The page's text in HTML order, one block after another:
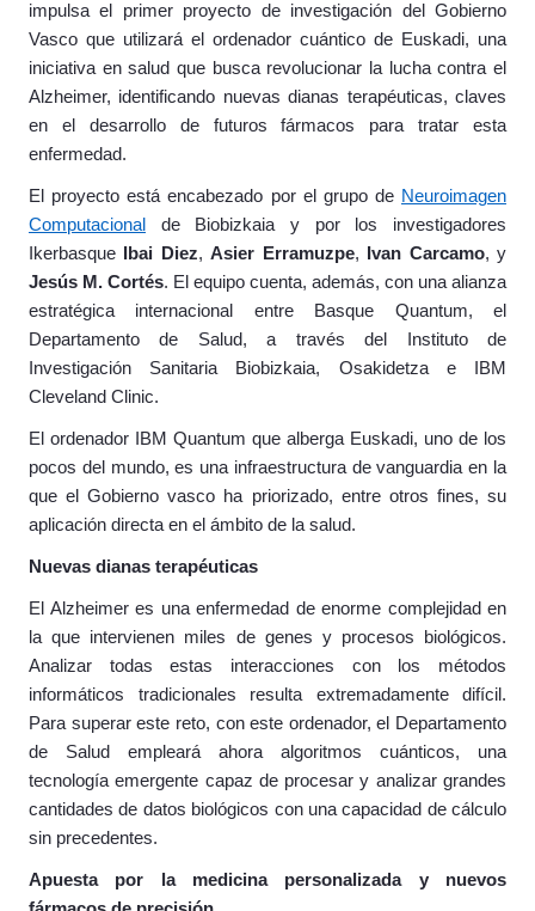
impulsa el primer proyecto de investigación del Gobierno
Vasco que utilizará el ordenador cuántico de Euskadi, una
iniciativa en salud que busca revolucionar la lucha contra el
Alzheimer, identificando nuevas dianas terapéuticas, claves
en el desarrollo de futuros fármacos para tratar esta
enfermedad.
El proyecto está encabezado por el grupo de Neuroimagen
Computacional
de Biobizkaia y por los investigadores
Ikerbasque
Ibai Diez,Asier Erramuzpe, Ivan Carcamo, y
Jesús M. Cortés. El equipo cuenta, además, con una alianza
estratégica internacional entre Basque Quantum, el
Departamento de Salud, a través del Instituto de
Investigación Sanitaria Biobizkaia, Osakidetza e IBM
Cleveland Clinic.
El ordenador IBM Quantum que alberga Euskadi, uno de los
pocos del mundo, es una infraestructura de vanguardia en la
que el Gobierno vasco ha priorizado, entre otros fines, su
aplicación directa en el ámbito de la salud.
Nuevas dianas terapéuticas
El Alzheimer es una enfermedad de enorme complejidad en
la que intervienen miles de genes y procesos biológicos.
Analizar todas estas interacciones con los métodos
informáticos tradicionales resulta extremadamente difícil.
Para superar este reto, con este ordenador, el Departamento
de Salud empleará ahora algoritmos cuánticos, una
tecnología emergente capaz de procesar y analizar grandes
cantidades de datos biológicos con una capacidad de cálculo
sin precedentes.
Apuesta por la medicina personalizada y nuevos